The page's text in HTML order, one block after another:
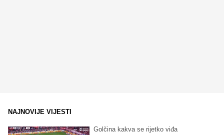
NAJNOVIJE VIJESTI
Golčina kakva se rijetko viđa